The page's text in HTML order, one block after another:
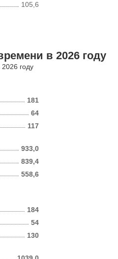
105,6
в 2026 году
году
181
117
64
933,0
839,4
558,6
184
130
54